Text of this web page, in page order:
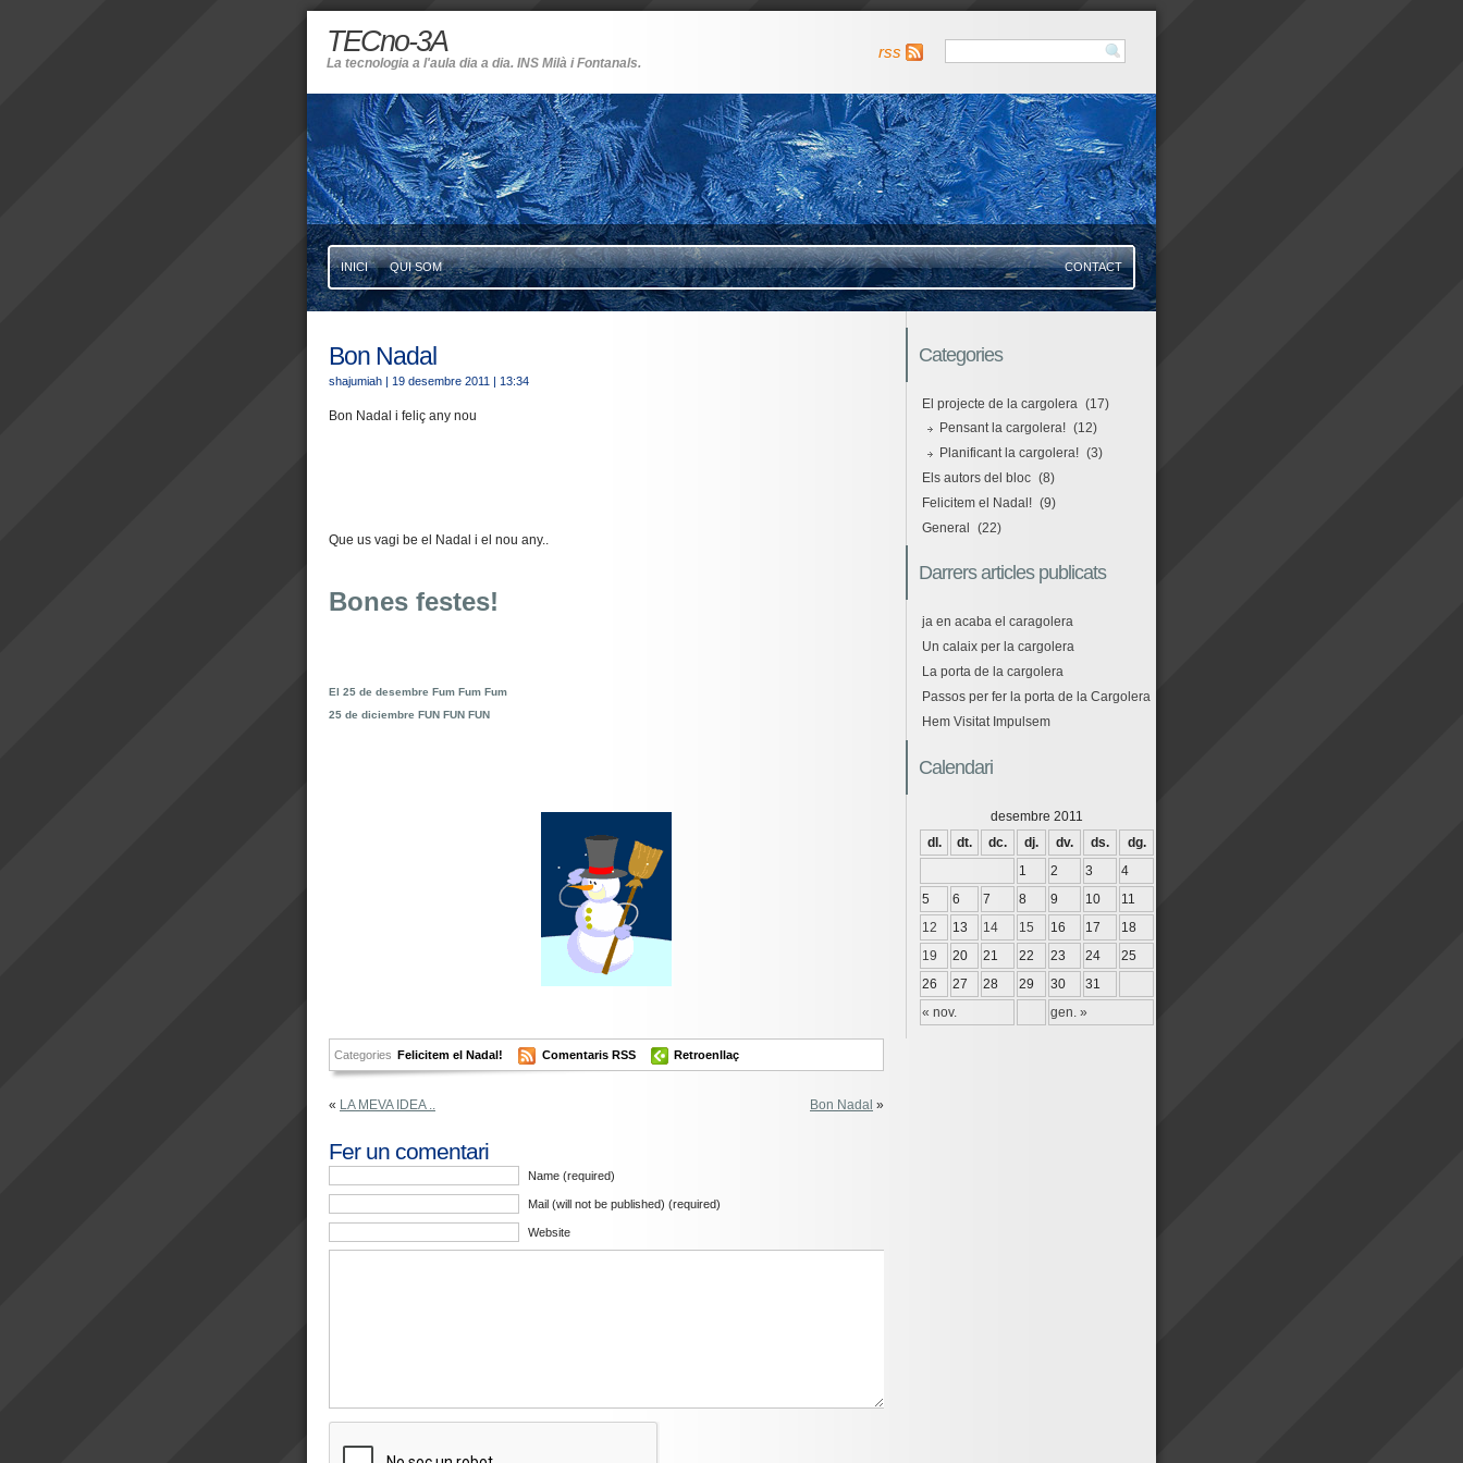
TECno-3A
La tecnologia a l'aula dia a dia. INS Milà i Fontanals.
rss
INICI QUI SOM CONTACT
Bon Nadal
shajumiah | 19 desembre 2011 | 13:34
Bon Nadal i feliç any nou
Que us vagi be el Nadal i el nou any..
Bones festes!
El 25 de desembre Fum Fum Fum
25 de diciembre FUN FUN FUN
Categories Felicitem el Nadal! Comentaris RSS Retroenllaç
« LA MEVA IDEA .. Bon Nadal »
Fer un comentari
Name (required)
Mail (will not be published) (required)
Website
Categories
El projecte de la cargolera (17)
Pensant la cargolera! (12)
Planificant la cargolera! (3)
Els autors del bloc (8)
Felicitem el Nadal! (9)
General (22)
Darrers articles publicats
ja en acaba el caragolera
Un calaix per la cargolera
La porta de la cargolera
Passos per fer la porta de la Cargolera
Hem Visitat Impulsem
Calendari
desembre 2011
dl.
dt. dc. dj. dv. ds. dg.
« nov. gen. »
1 2 3
4
5
6 7 8 9 10
11
12
13 14 15 16 17
18
19
20 21 22 23 24
25
26
27 28 29 30 31